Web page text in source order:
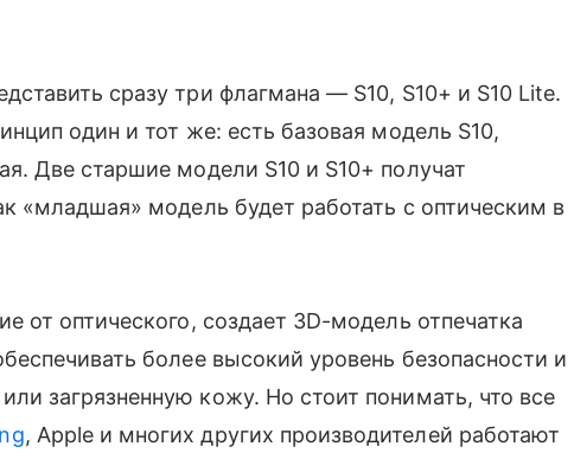
сразу три флагмана — S10, S10+ и S10 Lite.
один и тот же: есть базовая модель S10,
Две старшие модели S10 и S10+ получат
«младшая» модель будет работать с оптическим в
от оптического, создает 3D-модель отпечатка
более высокий уровень безопасности и
загрязненную кожу. Но стоит понимать, что все
, Apple и многих других производителей работают